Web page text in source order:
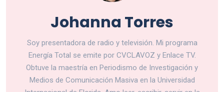
Johanna Torres
Soy presentadora de radio y televisión. Mi programa
Energía Total se emite por CVCLAVOZ y Enlace TV.
Obtuve la maestría en Periodismo de Investigación y
Medios de Comunicación Masiva en la Universidad